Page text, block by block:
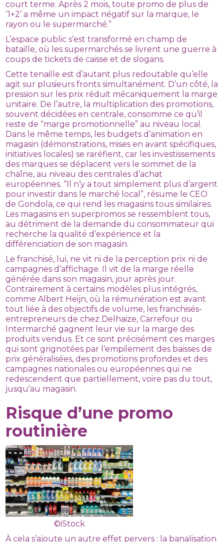
court terme. Après 2 mois, toute promo de plus de
‘1+2’ a même un impact négatif sur la marque, le
rayon ou le supermarché.”
L’espace public s’est transformé en champ de
bataille, où les supermarchés se livrent une guerre à
coups de tickets de caisse et de slogans.
Cette tenaille est d’autant plus redoutable qu’elle
agit sur plusieurs fronts simultanément. D’un côté, la
pression sur les prix réduit mécaniquement la marge
unitaire. De l’autre, la multiplication des promotions,
souvent décidées en centrale, consomme ce qu’il
reste de “marge promotionnelle” au niveau local.
Dans le même temps, les budgets d’animation en
magasin (démonstrations, mises en avant spécifiques,
initiatives locales) se raréfient, car les investissements
des marques se déplacent vers le sommet de la
chaîne, au niveau des centrales d’achat
européennes. “Il n’y a tout simplement plus d’argent
pour investir dans le marché local”, résume le CEO
de Gondola, ce qui rend les magasins tous similaires.
Les magasins en superpromos se ressemblent tous,
au détriment de la demande du consommateur qui
recherche la qualité d’expérience et la
différenciation de son magasin.
Le franchisé, lui, ne vit ni de la perception prix ni de
campagnes d’affichage. Il vit de la marge réelle
générée dans son magasin, jour après jour.
Contrairement à certains modèles plus intégrés,
comme Albert Heijn, où la rémunération est avant
tout liée à des objectifs de volume, les franchisés-
entrepreneurs de chez Delhaize, Carrefour ou
Intermarché gagnent leur vie sur la marge des
produits vendus. Et ce sont précisément ces marges
qui sont grignotées par l’empilement des baisses de
prix généralisées, des promotions profondes et des
campagnes nationales ou européennes qui ne
redescendent que partiellement, voire pas du tout,
jusqu’au magasin.
Risque d’une promo
routinière
©iStock
À cela s’ajoute un autre effet pervers : la banalisation